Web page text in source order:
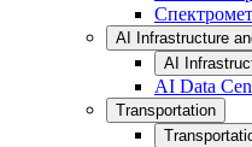
AI Infrastructure
AI
AI Data
Transportation